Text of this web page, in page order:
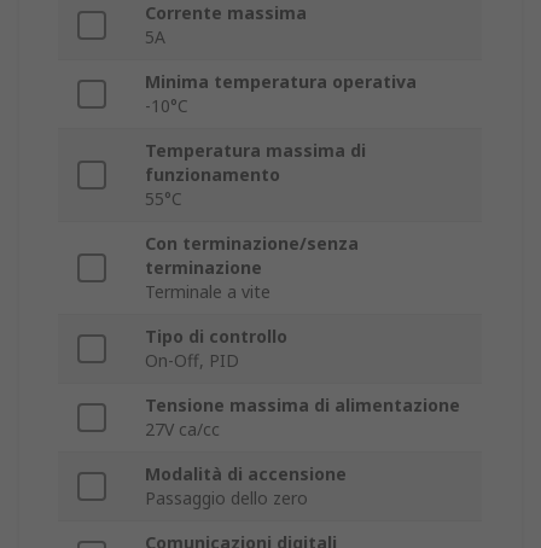
Corrente massima
5A
Minima temperatura operativa
-10°C
Temperatura massima di
funzionamento
55°C
Con terminazione/senza
terminazione
Terminale a vite
Tipo di controllo
On-Off, PID
Tensione massima di alimentazione
27V ca/cc
Modalità di accensione
Passaggio dello zero
Comunicazioni digitali